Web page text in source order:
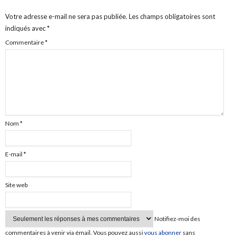
Votre adresse e-mail ne sera pas publiée. Les champs obligatoires sont
indiqués avec*
Commentaire*
Nom *
E-mail *
Site web
Notifiez-moi des
commentaires à venir via émail. Vous pouvez aussivous abonner sans